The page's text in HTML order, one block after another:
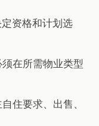
资格和计划选
在所需物业类型
住要求、出售、